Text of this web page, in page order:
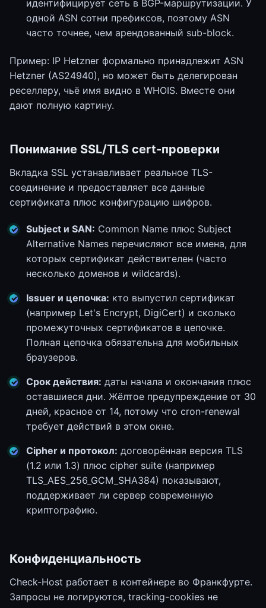
идентифицирует сеть в BGP-маршрутизации. У
одной ASN сотни префиксов, поэтому ASN
часто точнее, чем арендованный sub-block.
Пример: IP Hetzner формально принадлежит ASN
Hetzner (AS24940), но может быть делегирован
реселлеру, чьё имя видно в WHOIS. Вместе они
дают полную картину.
Понимание SSL/TLS cert-проверки
Вкладка SSL устанавливает реальное TLS-
соединение и предоставляет все данные
сертификата плюс конфигурацию шифров.
Subject и SAN: Common Name плюс Subject
Alternative Names перечисляют все имена, для
которых сертификат действителен (часто
несколько доменов и wildcards).
Issuer и цепочка: кто выпустил сертификат
(например Let's Encrypt, DigiCert) и сколько
промежуточных сертификатов в цепочке.
Полная цепочка обязательна для мобильных
браузеров.
Срок действия: даты начала и окончания плюс
оставшиеся дни. Жёлтое предупреждение от 30
дней, красное от 14, потому что cron-renewal
требует действий в этом окне.
Cipher и протокол: договорённая версия TLS
(1.2 или 1.3) плюс cipher suite (например
TLS_AES_256_GCM_SHA384) показывают,
поддерживает ли сервер современную
криптографию.
Конфиденциальность
Check-Host работает в контейнере во Франкфурте.
Запросы не логируются, tracking-cookies не